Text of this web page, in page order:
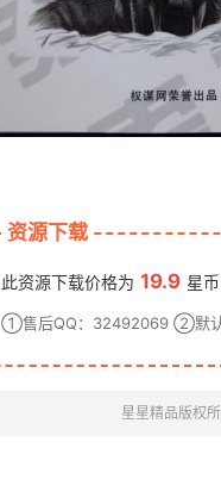
资源下载
此资源下载价格为 19.9 星
①售后QQ：32492069 ②默认
星星精品版权